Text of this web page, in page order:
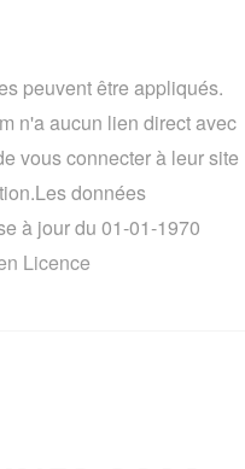
peuvent être appliqués.
n'a aucun lien direct avec
vous connecter à leur site
données
à jour du 01-01-1970
Licence